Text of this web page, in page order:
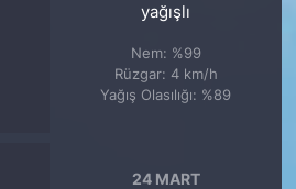
yağışlı
Nem: %99
Rüzgar: 4 km/h
Yağış Olasılığı: %89
24 MART